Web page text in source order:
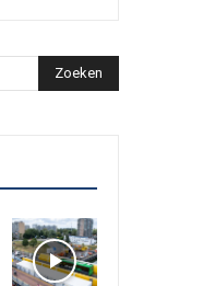
Zoeken